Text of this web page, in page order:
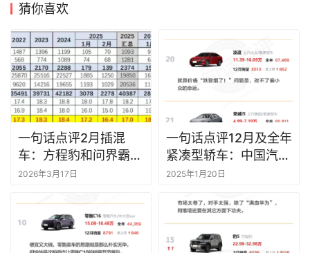
猜你喜欢
一句话点评2月插混
车：方程豹和问界霸占
冠亚军
2026年3月17日
一句话点评12月及全年
紧凑型轿车：中国汽车
很快会成为新的“小红
2025年1月20日